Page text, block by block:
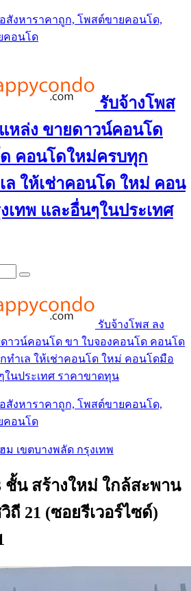
สังหาราคาถูก, โพสต์ขายคอนโด,
คอนโด
รับจ้างโพส
หล่ง ขายดาวน์คอนโด
คอนโดใหม่ครบทุก
ล ให้เช่าคอนโด ใหม่ คอน
เทพ และอื่นๆในประเทศ
รับจ้างโพส ลง
าวน์คอนโด ขา ใบจองคอนโด คอนโด
ทำเล ให้เช่าคอนโด ใหม่ คอนโดมือ
ในประเทศ ราคาขาดทุน
สังหาราคาถูก, โพสต์ขายคอนโด,
คอนโด
ม เขตบางพลัด กรุงเทพ
ชั้น สร้างใหม่ ใกล้สะพาน
ถี 21 (ซอยรีเวอร์ไซด์)